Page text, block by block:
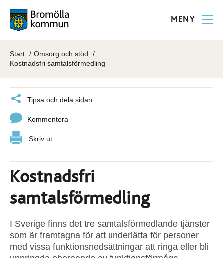
MENY
Start
Omsorg och stöd
Kostnadsfri samtalsförmedling
Tipsa och dela sidan
Kommentera
Skriv ut
Kostnadsfri
samtalsförmedling
I Sverige finns det tre samtalsförmedlande tjänster
som är framtagna för att underlätta för personer
med vissa funktionsnedsättningar att ringa eller bli